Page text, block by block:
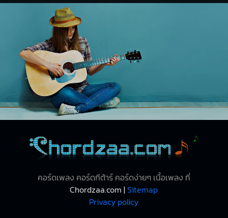
คอร์ดเพลง คอร์ดกีต้าร์ คอร์ดง่ายๆ เนื้อเพลง ที่
Chordzaa.com |Sitemap
Privacy policy